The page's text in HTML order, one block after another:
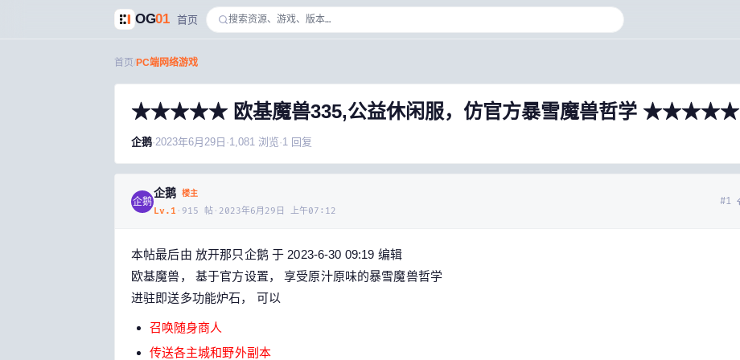
OG01 首页
首页 PC端网络游戏
★★★★★ 欧基魔兽335,公益休闲服，仿官方暴雪魔兽哲学 ★★★★★
企鹅·2023年6月29日 ·1,081 浏览·1 回复
企鹅
企鹅 楼主
Lv. 1 · 915 帖 · 2023年6月29日 上午07:12
#1
本帖最后由 放开那只企鹅 于 2023-6-30 09:19 编辑
欧基魔兽， 基于官方设置， 享受原汁原味的暴雪魔兽哲学
进驻即送多功能炉石， 可以
召唤随身商人
传送各主城和野外副本